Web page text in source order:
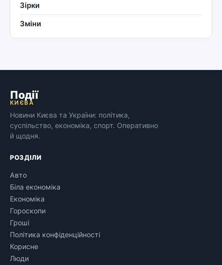
Зірки
Зміни
Події
КИЄВА
Новини Києва та України: політика,
суспільство, економіка, спорт. Оперативно
й щодня.
РОЗДІЛИ
Авто
Біла економіка
Економіка
Гороскопи
Гроші
Політика конфіденційності
Корисне
Люди